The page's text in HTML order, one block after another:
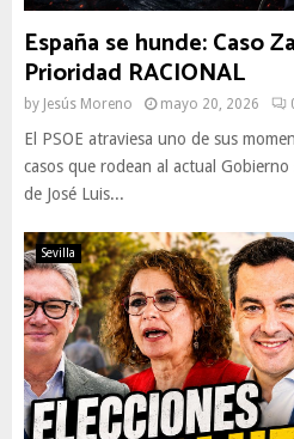
España se hunde: Caso
Prioridad RACIONAL
by Jesús Moreno mayo 20, 2026
El PSOE atraviesa uno de sus
casos que rodean al actual
de José Luis...
Sevilla